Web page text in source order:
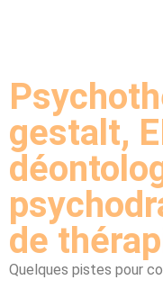
gestalt,
de
Quelques pistes pour